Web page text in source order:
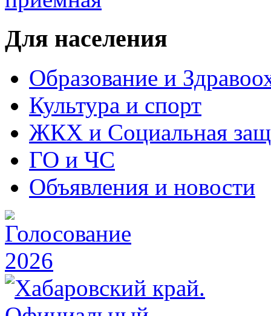
Для населения
Образование и
Культура и спорт
ЖКХ и Социальная
ГО и ЧС
Объявления и новости